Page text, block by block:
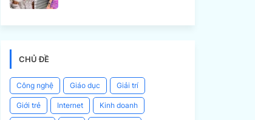
CHỦ ĐỀ
Công nghệ Giáo dục Giải trí
Giới trẻ Internet Kinh doanh